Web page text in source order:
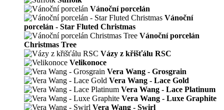
Vánoční porcelán
Vánoční
porcelán - Star Fluted Christmas
Vánoční porcelán
Christmas Tree
Vázy z křišťálu RSC
Velikonoce
Vera Wang - Grosgrain
Vera Wang - Lace Gold
Vera Wang - Lace Platinum
Vera Wang - Luxe Graphite
Vera Wang - Swirl